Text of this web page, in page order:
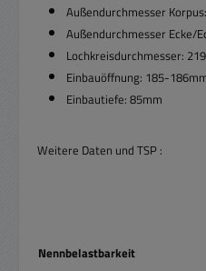
Außendurchmesser
Außendurchmesser Ecke/
Lochkreisdurchmesser:
Einbauöffnung: 185-
Einbautiefe: 85mm
Weitere Daten und TSP :
Nennbelastbarkeit